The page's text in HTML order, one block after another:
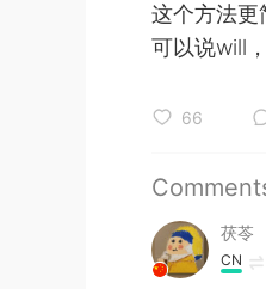
这个方法更
可以说will
66
茯苓
CN